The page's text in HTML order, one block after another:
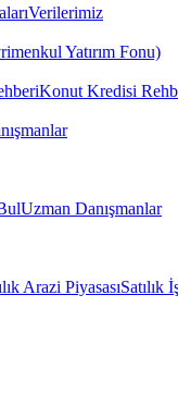
Verilerimiz
Yatırım Fonu)
Konut Kredisi
Uzman Danışmanlar
Arazi PiyasasıSatılık